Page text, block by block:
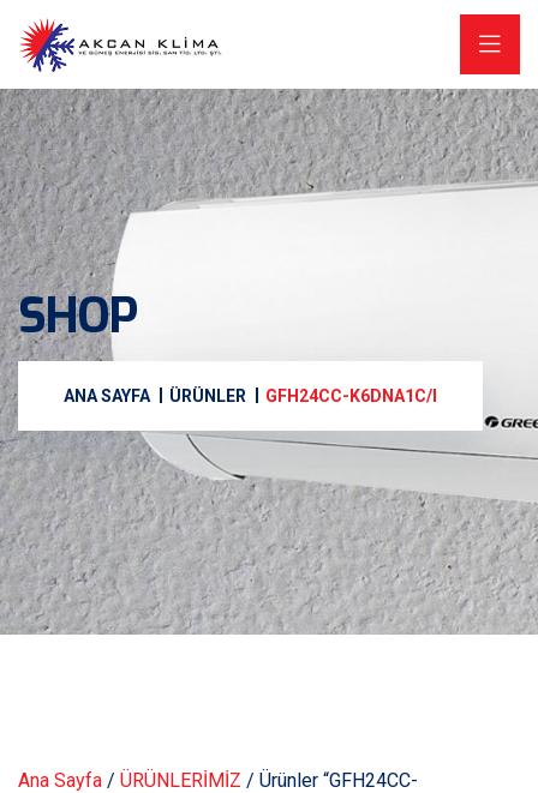
SHOP
ANA SAYFA ÜRÜNLER GFH24CC-K6DNA1C/I
Ana Sayfa / ÜRÜNLERİMİZ / Ürünler “GFH24CC-